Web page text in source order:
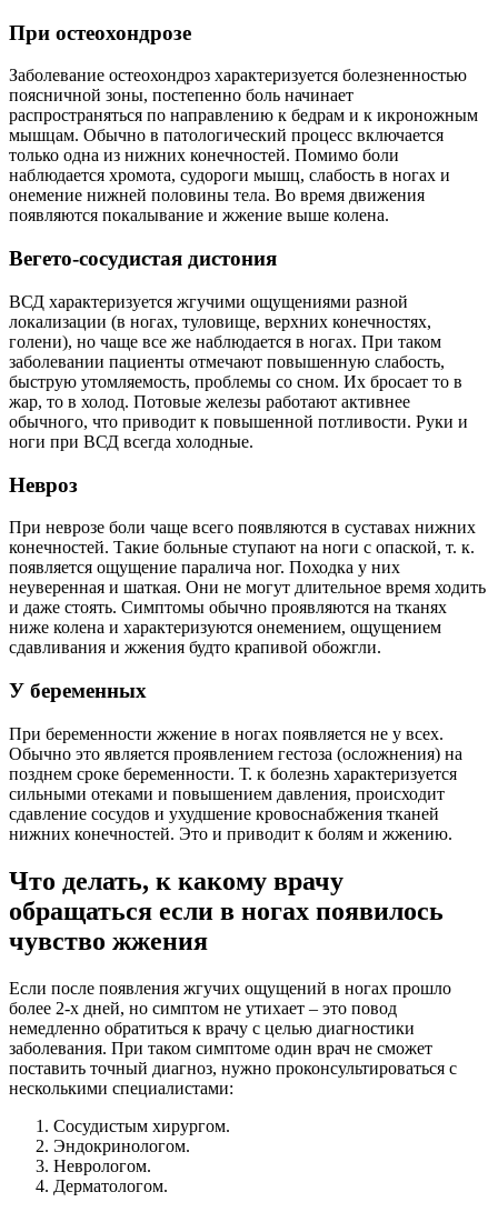
При остеохондрозе
Заболевание остеохондроз характеризуется болезненностью
поясничной зоны, постепенно боль начинает
распространяться по направлению к бедрам и к икроножным
мышцам. Обычно в патологический процесс включается
только одна из нижних конечностей. Помимо боли
наблюдается хромота, судороги мышц, слабость в ногах и
онемение нижней половины тела. Во время движения
появляются покалывание и жжение выше колена.
Вегето-сосудистая дистония
ВСД характеризуется жгучими ощущениями разной
локализации (в ногах, туловище, верхних конечностях,
голени), но чаще все же наблюдается в ногах. При таком
заболевании пациенты отмечают повышенную слабость,
быструю утомляемость, проблемы со сном. Их бросает то в
жар, то в холод. Потовые железы работают активнее
обычного, что приводит к повышенной потливости. Руки и
ноги при ВСД всегда холодные.
Невроз
При неврозе боли чаще всего появляются в суставах нижних
конечностей. Такие больные ступают на ноги с опаской, т. к.
появляется ощущение паралича ног. Походка у них
неуверенная и шаткая. Они не могут длительное время ходить
и даже стоять. Симптомы обычно проявляются на тканях
ниже колена и характеризуются онемением, ощущением
сдавливания и жжения будто крапивой обожгли.
У беременных
При беременности жжение в ногах появляется не у всех.
Обычно это является проявлением гестоза (осложнения) на
позднем сроке беременности. Т. к болезнь характеризуется
сильными отеками и повышением давления, происходит
сдавление сосудов и ухудшение кровоснабжения тканей
нижних конечностей. Это и приводит к болям и жжению.
Что делать, к какому врачу
обращаться если в ногах появилось
чувство жжения
Если после появления жгучих ощущений в ногах прошло
более 2-х дней, но симптом не утихает – это повод
немедленно обратиться к врачу с целью диагностики
заболевания. При таком симптоме один врач не сможет
поставить точный диагноз, нужно проконсультироваться с
несколькими специалистами:
Сосудистым хирургом.
Эндокринологом.
Неврологом.
Дерматологом.